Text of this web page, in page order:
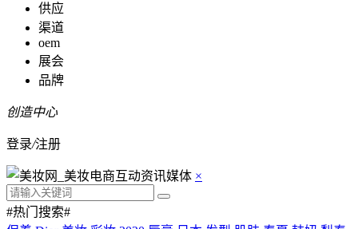
供应
渠道
oem
展会
品牌
创造中心
登录/注册
×
#热门搜索#